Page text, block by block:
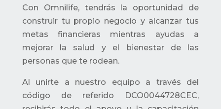
Con Omnilife, tendrás la oportunidad de
construir tu propio negocio y alcanzar tus
metas financieras mientras ayudas a
mejorar la salud y el bienestar de las
personas que te rodean.
Al unirte a nuestro equipo a través del
código de referido DCO0044728CEC,